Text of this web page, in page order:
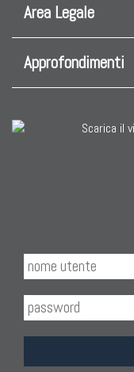
Area Legale
Approfondimenti